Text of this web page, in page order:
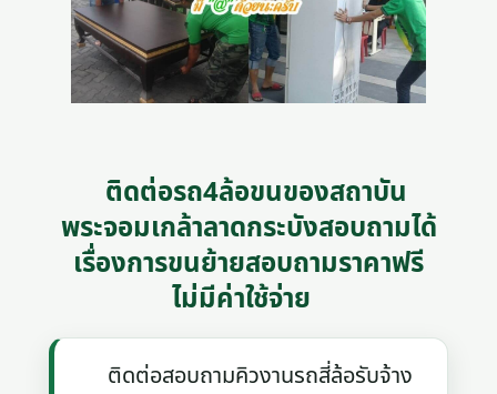
ติดต่อรถ4ล้อขนของสถาบัน
พระจอมเกล้าลาดกระบังสอบถามได้
เรื่องการขนย้ายสอบถามราคาฟรี
ไม่มีค่าใช้จ่าย
ติดต่อสอบถามคิวงานรถสี่ล้อรับจ้าง